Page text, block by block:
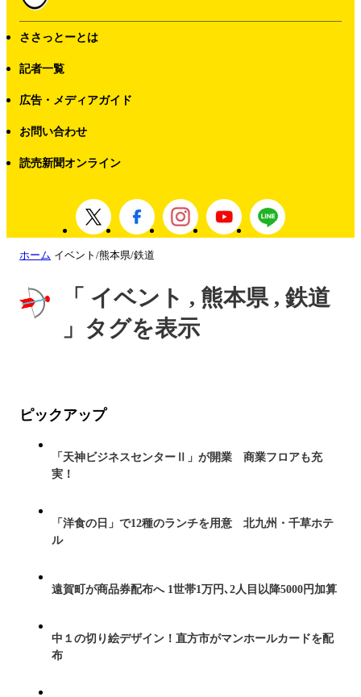
ささっとーとは
記者一覧
広告・メディアガイド
お問い合わせ
読売新聞オンライン
ホーム イベント/熊本県/鉄道
「 イベント , 熊本県 , 鉄道
」タグを表示
ピックアップ
「天神ビジネスセンターⅡ」が開業 商業フロアも充
実！
「洋食の日」で12種のランチを用意 北九州・千草ホテ
ル
遠賀町が商品券配布へ 1世帯1万円､2人目以降5000円加算
中１の切り絵デザイン！直方市がマンホールカードを配
布